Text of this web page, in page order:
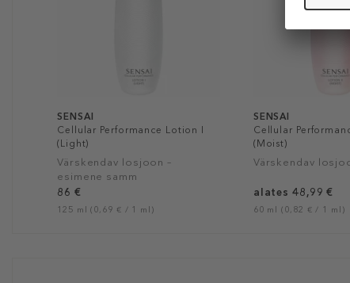
SENSAI
Cellular Performance Lotion I
(Light)
Värskendav losjoon –
esimene samm
86 €
125 ml (0,69 € / 1 ml)
SENSAI
Cellular
(Moist)
Värskendav
alates 48,99 €
60 ml (0,82 € / 1 ml)